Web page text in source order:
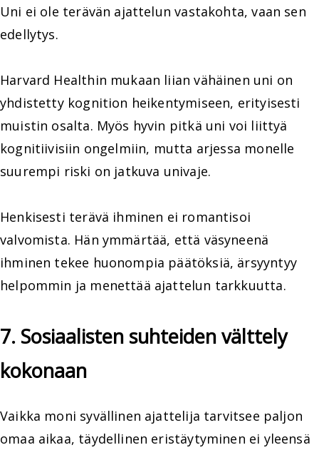
Uni ei ole terävän ajattelun vastakohta, vaan sen
edellytys.
Harvard Healthin mukaan liian vähäinen uni on
yhdistetty kognition heikentymiseen, erityisesti
muistin osalta. Myös hyvin pitkä uni voi liittyä
kognitiivisiin ongelmiin, mutta arjessa monelle
suurempi riski on jatkuva univaje.
Henkisesti terävä ihminen ei romantisoi
valvomista. Hän ymmärtää, että väsyneenä
ihminen tekee huonompia päätöksiä, ärsyyntyy
helpommin ja menettää ajattelun tarkkuutta.
7. Sosiaalisten suhteiden välttely
kokonaan
Vaikka moni syvällinen ajattelija tarvitsee paljon
omaa aikaa, täydellinen eristäytyminen ei yleensä